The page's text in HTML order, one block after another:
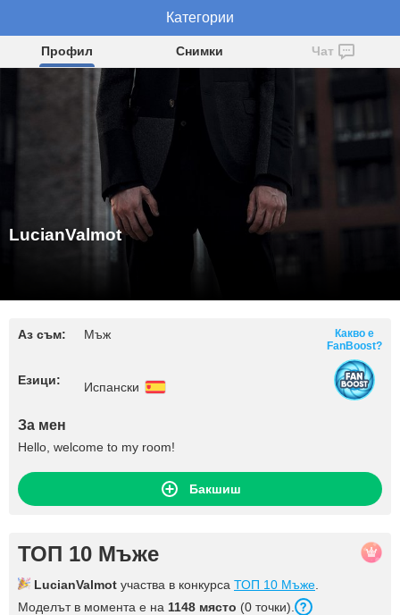
LucianValmot
Профил Снимки Чат
LucianValmot
Аз съм: Мъж
Езици: Испански
Какво е
FanBoost?
За мен
Hello, welcome to my room!
Бакшиш
ТОП 10 Мъже
LucianValmot участва в конкурса ТОП 10 Мъже
Моделът в момента е на 1148 място (0 точки).
Категории